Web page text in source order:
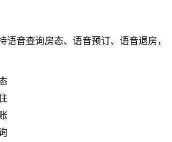
语音查询房态、语音预订、语音退房，